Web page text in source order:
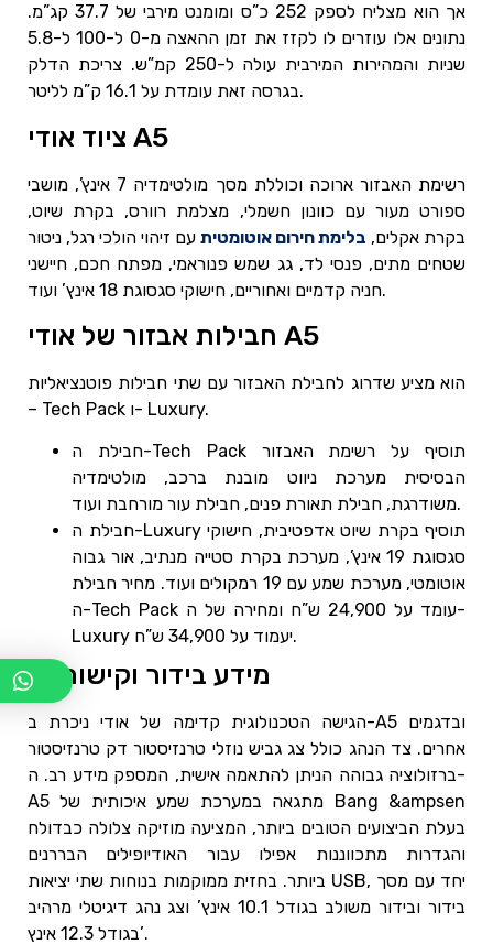
אך הוא מצליח לספק 252 כ”ס ומומנט מירבי של 37.7 קג”מ.
נתונים אלו עוזרים לו לקזז את זמן ההאצה מ-0 ל-100 ל-5.8
שניות והמהירות המירבית עולה ל-250 קמ”ש. צריכת הדלק
בגרסה זאת עומדת על 16.1 ק”מ לליטר.
ציוד אודי A5
רשימת האבזור ארוכה וכוללת מסך מולטימדיה 7 אינץ’, מושבי
ספורט מעור עם כוונון חשמלי, מצלמת רוורס, בקרת שיוט,
בקרת אקלים, בלימת חירום אוטומטית עם זיהוי הולכי רגל, ניטור
שטחים מתים, פנסי לד, גג שמש פנוראמי, מפתח חכם, חיישני
חניה קדמיים ואחוריים, חישוקי סגסוגת 18 אינץ’ ועוד.
חבילות אבזור של אודי A5
הוא מציע שדרוג לחבילת האבזור עם שתי חבילות פוטנציאליות
– Tech Pack ו- Luxury.
חבילת ה-Tech Pack תוסיף על רשימת האבזור
הבסיסית מערכת ניווט מובנת ברכב, מולטימדיה
משודרגת, חבילת תאורת פנים, חבילת עור מורחבת ועוד.
חבילת ה-Luxury תוסיף בקרת שיוט אדפטיבית, חישוקי
סגסוגת 19 אינץ’, מערכת בקרת סטייה מנתיב, אור גבוה
אוטומטי, מערכת שמע עם 19 רמקולים ועוד. מחיר חבילת
ה-Tech Pack עומד על 24,900 ש”ח ומחירה של ה-
Luxury יעמוד על 34,900 ש”ח.
מידע בידור וקישוריות
הגישה הטכנולוגית קדימה של אודי ניכרת ב-A5 ובדגמים
אחרים. צד הנהג כולל צג גביש נוזלי טרנזיסטור דק טרנזיסטור
ברזולוציה גבוהה הניתן להתאמה אישית, המספק מידע רב. ה-
A5 מתגאה במערכת שמע איכותית של Bang &ampsen
בעלת הביצועים הטובים ביותר, המציעה מוזיקה צלולה כבדולח
והגדרות מתכווננות אפילו עבור האודיופילים הבררנים
ביותר. בחזית ממוקמות בנוחות שתי יציאות USB, יחד עם מסך
בידור ובידור משולב בגודל 10.1 אינץ’ וצג נהג דיגיטלי מרהיב
בגודל 12.3 אינץ’.